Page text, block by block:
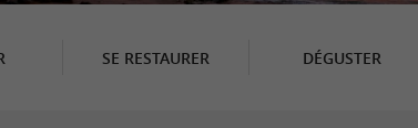
SE RESTAURER DÉGUSTER